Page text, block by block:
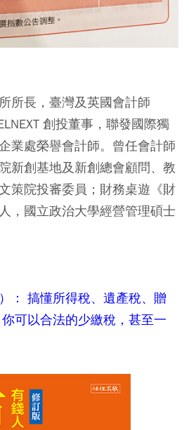
所長，臺灣及英國會計師
創投董事，聯發國際獨
業處榮譽會計師。曾任會計師
新創基地及新創總會顧問、教
策院投審委員；財務桌遊《財
，國立政治大學經營管理碩士
： 搞懂所得稅、遺產稅、贈
可以合法的少繳稅，甚至一